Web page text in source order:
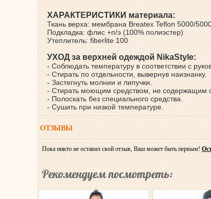
ХАРАКТЕРИСТИКИ материала:
Ткань верха: мембрана Breatex Teflon 5000/
Подкладка: флис +п/э (100% полиэстер)
Утеплитель: fiberlite 100
УХОД за верхней одеждой NikaStyle:
- Соблюдать температуру в соответствии с
- Стирать по отдельности, вывернув наизнанку.
- Застегнуть молнии и липучки.
- Стирать моющим средством, не содержащим
- Полоскать без специального средства.
- Сушить при низкой температуре.
ОТЗЫВЫ
Пока никто не оставил свой отзыв, Ваш может быть первым!
Рекомендуем посмотреть: